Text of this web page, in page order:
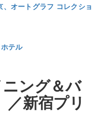
オートグラフ コレクショ
テル
ニング＆バ
／新宿プリ